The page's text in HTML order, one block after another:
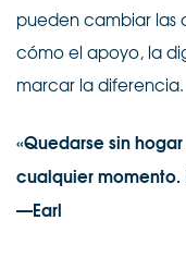
pueden cambiar las
cómo el apoyo, la
marcar la diferencia.
«Quedarse sin
cualquier momento.
—Earl